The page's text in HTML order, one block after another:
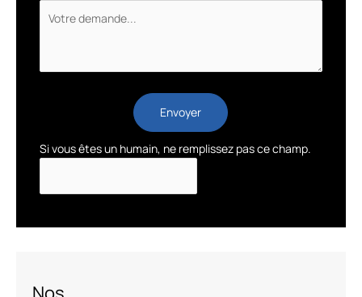
Envoyer
Si vous êtes un humain, ne remplissez pas ce champ.